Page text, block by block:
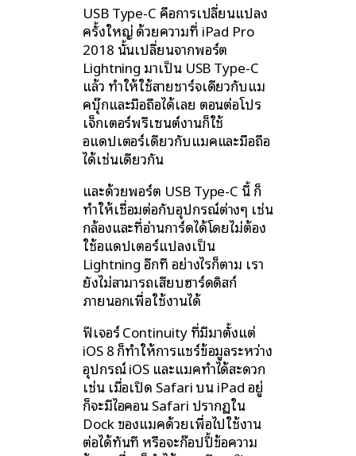
USB Type-C คือการเปลี่ยนแปลง
ครั้งใหญ่ ด้วยความที่ iPad Pro
2018 นั้นเปลี่ยนจากพอร์ต
Lightning มาเป็น USB Type-C
แล้ว ทำให้ใช้สายชาร์จเดียวกับแม
คบุ๊กและมือถือได้เลย ตอนต่อโปร
เจ็กเตอร์พรีเซนต์งานก็ใช้
อแดปเตอร์เดียวกับแมคและมือถือ
ได้เช่นเดียวกัน
และด้วยพอร์ต USB Type-C นี้ ก็
ทำให้เชื่อมต่อกับอุปกรณ์ต่างๆ เช่น
กล้องและที่อ่านการ์ดได้โดยไม่ต้อง
ใช้อแดปเตอร์แปลงเป็น
Lightning อีกที อย่างไรก็ตาม เรา
ยังไม่สามารถเสียบฮาร์ดดิสก์
ภายนอกเพื่อใช้งานได้
ฟีเจอร์ Continuity ที่มีมาตั้งแต่
iOS 8 ก็ทำให้การแชร์ข้อมูลระหว่าง
อุปกรณ์ iOS และแมคทำได้สะดวก
เช่น เมื่อเปิด Safari บน iPad อยู่
ก็จะมีไอคอน Safari ปรากฏใน
Dock ของแมคด้วยเพื่อไปใช้งาน
ต่อได้ทันที หรือจะก๊อปปี้ข้อความ